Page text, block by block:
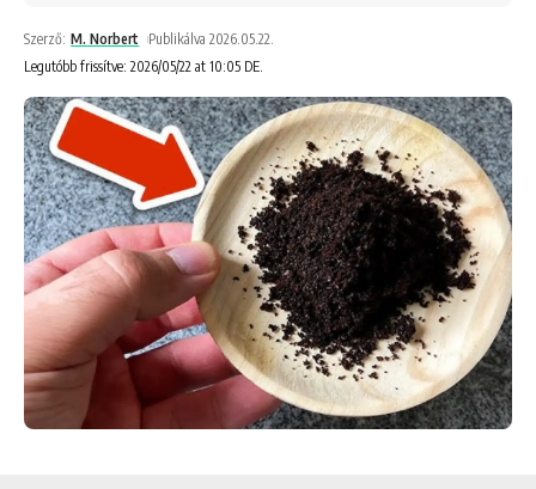
Legutóbb frissítve: 2026/05/22 at 10:05 DE.
Szerző: M. Norbert Publikálva 2026.05.22.